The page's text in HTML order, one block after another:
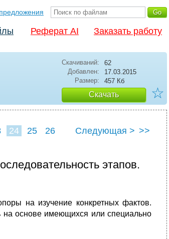
Реферат AI Заказать работу
Скачиваний:
62
Добавлен:
17.03.2015
Размер:
457 Кб
Скачать ☆
24 25 26 Следующая > >>
этапов.
на изучение конкретных фактов.
основе имеющихся или специально